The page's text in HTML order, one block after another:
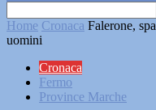
Home Cronaca Falerone,
uomini
Cronaca
Fermo
Province Marche